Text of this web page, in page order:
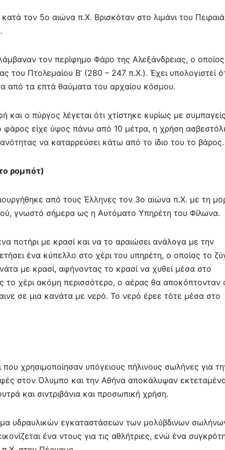
τον 5ο αιώνα π.Χ. Βρισκόταν στο λιμάνι του
τον περίφημο Φάρο της Αλεξάνδρειας, ο οποίος
του Πτολεμαίου Β’ (280 – 247 π.Χ.). Έχει υπολογιστεί
από τα επτά θαύματα του αρχαίου κόσμου.
ο πύργος λέγεται ότι χτίστηκε κυρίως με συμπαγείς
φάρος είχε ύψος πάνω από 10 μέτρα, η χρήση
να καταρρεύσει κάτω από το ίδιο του το βάρος.
ρομπότ)
από τους Έλληνες τον 3ο αιώνα π.Χ. με τη
γνωστό σήμερα ως η Αυτόματο Υπηρέτη του Φίλωνα.
ποτήρι με κρασί και να το αραιώσει ανάλογα με την
ένα κύπελλο στο χέρι του υπηρέτη, ο οποίος το
με κρασί, αφήνοντας το κρασί να χυθεί μέσα στο
το χέρι ακόμη περισσότερο, ο αέρας θα αποκόπτονταν
σε μια κανάτα με νερό. Το νερό έρεε τότε μέσα στο
χρησιμοποίησαν υπόγειους πήλινους σωλήνες για
στον Όλυμπο και την Αθήνα αποκάλυψαν
και σιντριβάνια και προσωπική χρήση.
υδραυλικών εγκαταστάσεων των μολύβδινων
ένα ντους για τις αθλήτριες, ενώ ένα